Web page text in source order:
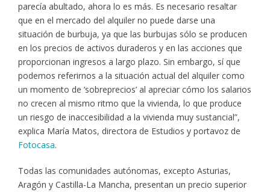
parecía abultado, ahora lo es más. Es necesario resaltar
que en el mercado del alquiler no puede darse una
situación de burbuja, ya que las burbujas sólo se producen
en los precios de activos duraderos y en las acciones que
proporcionan ingresos a largo plazo. Sin embargo, sí que
podemos referirnos a la situación actual del alquiler como
un momento de ‘sobreprecios’ al apreciar cómo los salarios
no crecen al mismo ritmo que la vivienda, lo que produce
un riesgo de inaccesibilidad a la vivienda muy sustancial”,
explica María Matos, directora de Estudios y portavoz de
Fotocasa.
Todas las comunidades autónomas, excepto Asturias,
Aragón y Castilla-La Mancha, presentan un precio superior